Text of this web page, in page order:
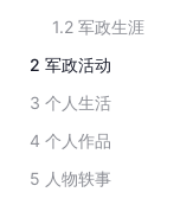
1.2 军政生涯
2 军政活动
3 个人生活
4 个人作品
5 人物轶事